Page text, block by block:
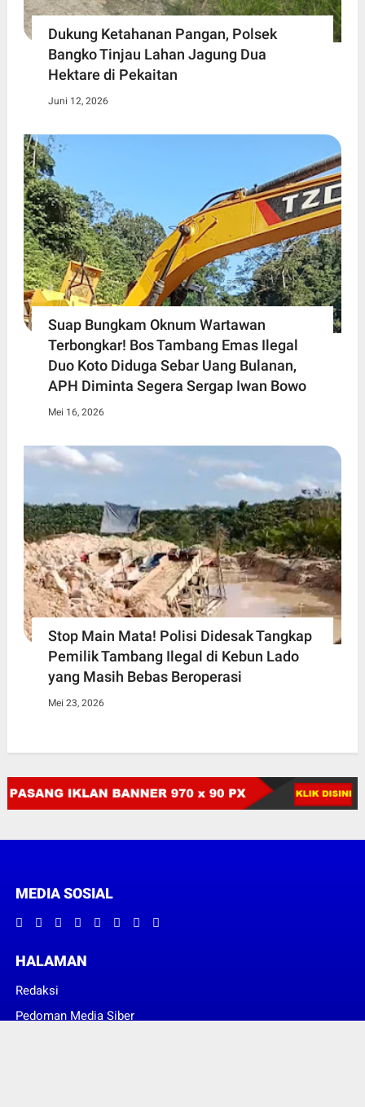
Dukung Ketahanan Pangan, Polsek
Bangko Tinjau Lahan Jagung Dua
Hektare di Pekaitan
Juni 12, 2026
Suap Bungkam Oknum Wartawan
Terbongkar! Bos Tambang Emas Ilegal
Duo Koto Diduga Sebar Uang Bulanan,
APH Diminta Segera Sergap Iwan Bowo
Mei 16, 2026
Stop Main Mata! Polisi Didesak Tangkap
Pemilik Tambang Ilegal di Kebun Lado
yang Masih Bebas Beroperasi
Mei 23, 2026
MEDIA SOSIAL
HALAMAN
Redaksi
Pedoman Media Siber